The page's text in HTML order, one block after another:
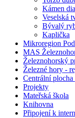
Kámen
Veselská
Bývalý
Kaplička
Mikroregion
MAS
Železnohorský
Železné hory -
Centrální
Projekty
Mateřská škola
Knihovna
Připojení k